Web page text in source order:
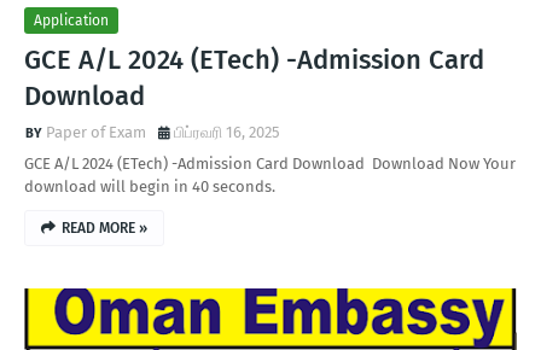
Application
GCE A/L 2024 (ETech) -Admission Card
Download
Paper of Exam
பிப்ரவரி 16, 2025
GCE A/L 2024 (ETech) -Admission Card Download Download Now Your
download will begin in 40 seconds.
READ MORE »